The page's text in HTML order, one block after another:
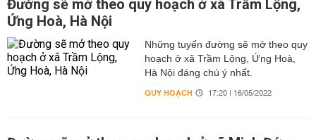
Đường sẽ mở theo quy hoạch ở xã Trầm Lộng,
Ứng Hoà, Hà Nội
Những tuyến đường sẽ mở theo quy
hoạch ở xã Trầm Lộng, Ứng Hoà,
Hà Nội đáng chú ý nhất.
QUY HOẠCH 17:20 | 16/05/2022